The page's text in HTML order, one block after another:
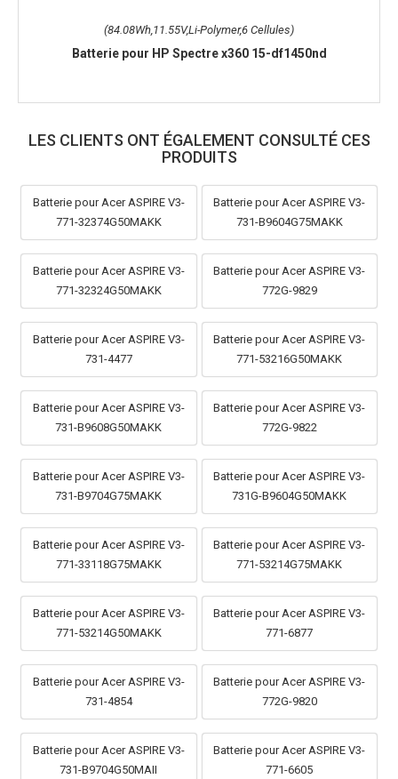
(84.08Wh,11.55V,Li-Polymer,6 Cellules)
Batterie pour HP Spectre x360 15-df1450nd
LES CLIENTS ONT ÉGALEMENT CONSULTÉ CES
PRODUITS
Batterie pour Acer ASPIRE V3-
771-32374G50MAKK
Batterie pour Acer ASPIRE V3-
731-B9604G75MAKK
Batterie pour Acer ASPIRE V3-
771-32324G50MAKK
Batterie pour Acer ASPIRE V3-
772G-9829
Batterie pour Acer ASPIRE V3-
731-4477
Batterie pour Acer ASPIRE V3-
771-53216G50MAKK
Batterie pour Acer ASPIRE V3-
731-B9608G50MAKK
Batterie pour Acer ASPIRE V3-
772G-9822
Batterie pour Acer ASPIRE V3-
731-B9704G75MAKK
Batterie pour Acer ASPIRE V3-
731G-B9604G50MAKK
Batterie pour Acer ASPIRE V3-
771-33118G75MAKK
Batterie pour Acer ASPIRE V3-
771-53214G75MAKK
Batterie pour Acer ASPIRE V3-
771-53214G50MAKK
Batterie pour Acer ASPIRE V3-
771-6877
Batterie pour Acer ASPIRE V3-
731-4854
Batterie pour Acer ASPIRE V3-
772G-9820
Batterie pour Acer ASPIRE V3-
731-B9704G50MAII
Batterie pour Acer ASPIRE V3-
771-6605